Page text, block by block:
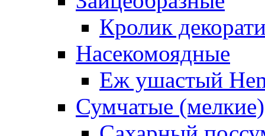
Кролик
Насекомоядные
Еж ушастый
Сумчатые (мелкие)